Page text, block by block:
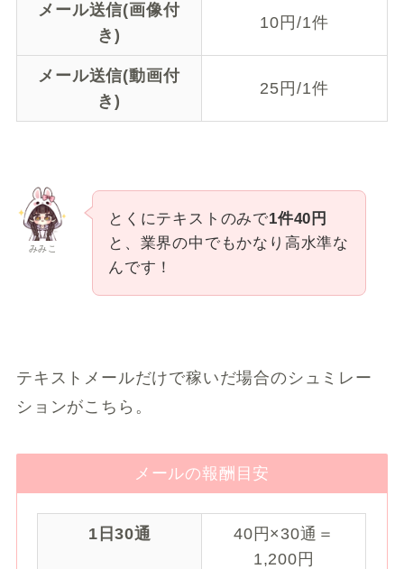
メール送信(画像付
き)
10円/1件
メール送信(動画付
き)
25円/1件
みみこ
とくにテキストのみで1件40円
と、業界の中でもかなり高水準な
んです！
テキストメールだけで稼いだ場合のシュミレー
ションがこちら。
メールの報酬目安
1日30通
40円×30通＝
1,200円